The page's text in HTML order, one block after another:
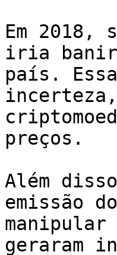
Em 2018,
iria banir
país.
incerteza,
preços.
Além
emissão
geraram